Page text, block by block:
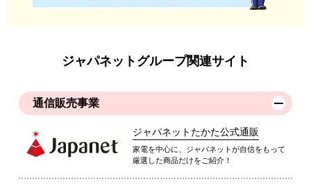
ジャパネットグループ関連サイト
通信販売事業
ジャパネットたかた公式通販
家電を中心に、ジャパネットが自信をもって
厳選した商品だけをご紹介！